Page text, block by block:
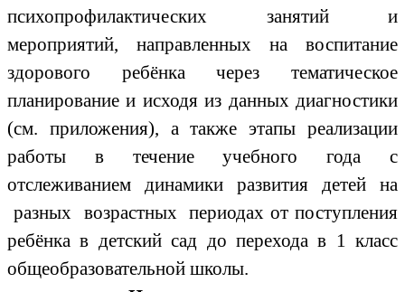
психопрофилактических занятий и
мероприятий, направленных на воспитание
здорового ребёнка через тематическое
планирование и исходя из данных диагностики
(см. приложения), а также этапы реализации
работы в течение учебного года с
отслеживанием динамики развития детей на
разных возрастных периодах от поступления
ребёнка в детский сад до перехода в 1 класс
общеобразовательной школы.